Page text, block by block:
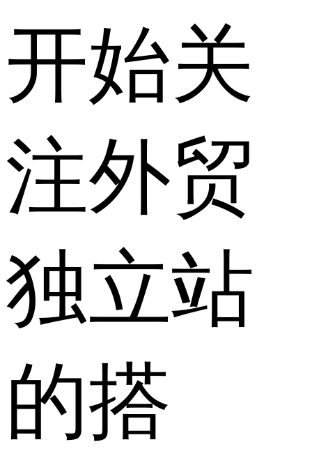
开始关
注外贸
独立站
的搭